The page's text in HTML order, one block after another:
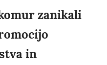
zanikali
in